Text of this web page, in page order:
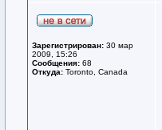
Зарегистрирован: 30 мар
2009, 15:26
Сообщения: 68
Откуда: Toronto, Canada